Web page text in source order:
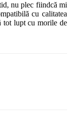
nu plec fiindcă mi
cu calitatea
tot lupt cu morile de